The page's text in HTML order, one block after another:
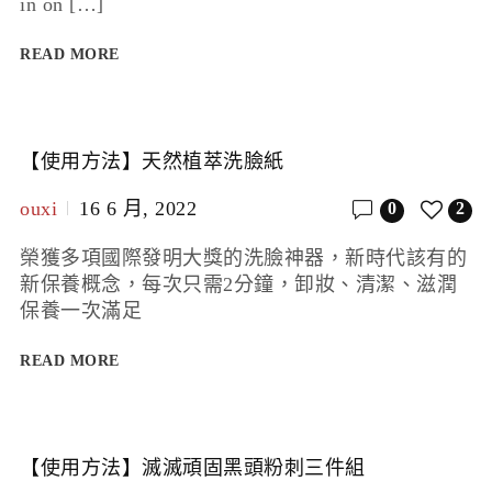
READ MORE
【使用方法】天然植萃洗臉紙
ouxi 16 6 月, 2022 2
0
榮獲多項國際發明大獎的洗臉神器，新時代該有的
新保養概念，每次只需2分鐘，卸妝、清潔、滋潤
保養一次滿足
READ MORE
【使用方法】滅滅頑固黑頭粉刺三件組